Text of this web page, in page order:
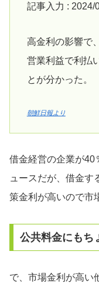
記事入力 : 2024/
高金利の影響で
営業利益で利払
とが分かった。
朝鮮日報より
借金経営の企業が40
ュースだが、借金す
策金利が高いので市
公共料金にもち
で、市場金利が高い